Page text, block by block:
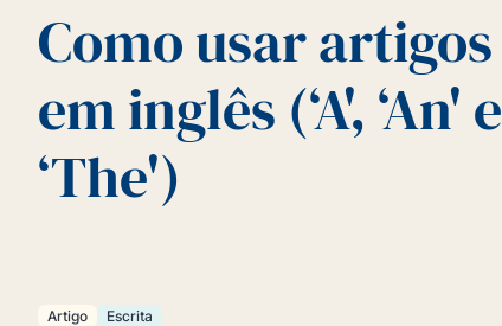
Como usar artigos
em inglês (‘A', ‘An' e
‘The')
Artigo Escrita